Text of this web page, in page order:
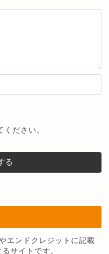
ください。
エンドクレジットに記載
サイトです。